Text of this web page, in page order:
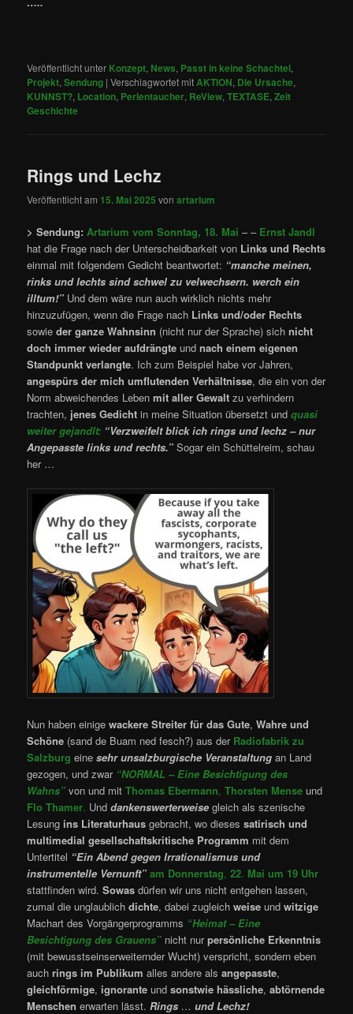
Veröffentlicht unter Konzept, News, Passt in keine Schachtel,
Projekt,Sendung |Verschlagwortet mitAKTION, Die Ursache,
KUNNST?, Location, Perlentaucher, ReView,TEXTASE,Zeit
Geschichte
Rings und Lechz
Veröffentlicht am 15. Mai 2025 vonartarium
> Sendung:Artarium vom Sonntag, 18. Mai – – Ernst Jandl
hat die Frage nach der Unterscheidbarkeit von Links und Rechts
einmal mit folgendem Gedicht beantwortet: “manche meinen,
rinks und lechts sind schwel zu velwechsern. werch ein
illtum!” Und dem wäre nun auch wirklich nichts mehr
hinzuzufügen, wenn die Frage nach Links und/oder Rechts
sowieder ganze Wahnsinn (nicht nur der Sprache) sichnicht
doch immer wieder aufdrängte undnach einem eigenen
Standpunkt verlangte. Ich zum Beispiel habe vor Jahren,
angespürs der mich umflutenden Verhältnisse, die ein von der
Norm abweichendes Lebenmit aller Gewalt zu verhindern
trachten, jenes Gedicht in meine Situation übersetzt undquasi
weiter gejandlt: “Verzweifelt blick ich rings und lechz – nur
Angepasste links und rechts.” Sogar ein Schüttelreim, schau
her …
Nun haben einigewackere Streiter für das Gute,Wahre und
Schöne (sand de Buam ned fesch?) aus der Radiofabrik zu
Salzburg einesehr unsalzburgische Veranstaltung an Land
gezogen, und zwar “NORMAL – Eine Besichtigung des
Wahns” von und mitThomas Ebermann, Thorsten Mense und
Flo Thamer. Unddankenswerterweise gleich als szenische
Lesung ins Literaturhaus gebracht, wo diesessatirisch und
multimedial gesellschaftskritische Programm mit dem
Untertitel “Ein Abend gegen Irrationalismus und
instrumentelle Vernunft” am Donnerstag, 22. Mai um 19 Uhr
stattfinden wird.Sowas dürfen wir uns nicht entgehen lassen,
zumal die unglaublichdichte, dabei zugleichweise undwitzige
Machart des Vorgängerprogramms “Heimat – Eine
Besichtigung des Grauens” nicht nurpersönliche Erkenntnis
(mit bewusstseinserweiternder Wucht) verspricht, sondern eben
auchrings im Publikum alles andere alsangepasste,
gleichförmige, ignorante undsonstwie hässliche,abtörnende
Menschen erwarten lässt.Rings …und Lechz!